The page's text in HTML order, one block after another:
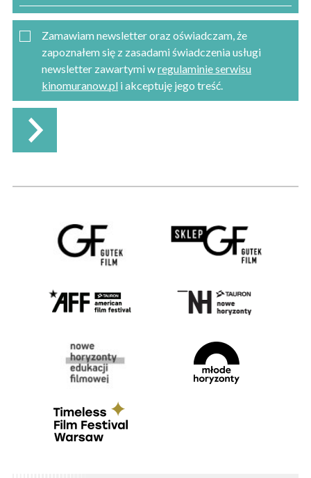
Zamawiam newsletter oraz oświadczam, że
zapoznałem się z zasadami świadczenia usługi
newsletter zawartymi wregulaminie serwisu
kinomuranow.pl i akceptuję jego treść.